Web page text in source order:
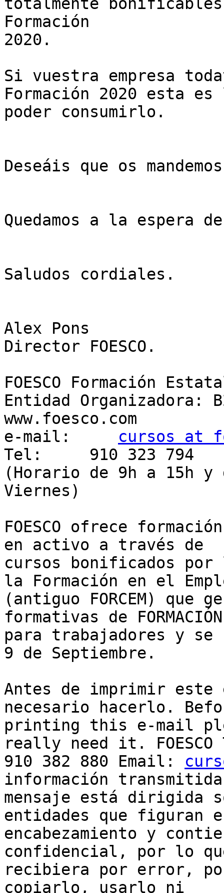
totalmente
Formación
2020.
Si vuestra empresa
Formación 2020 esta
poder consumirlo.
Deseáis que os
Quedamos a la espera
Saludos cordiales.
Alex Pons
Director FOESCO.
FOESCO Formación
Entidad Organizadora:
www.foesco.com
e-mail: cursos at
Tel:     910 323 794
(Horario de 9h a 15h y
Viernes)
FOESCO ofrece
en activo a través de
cursos bonificados
la Formación en el
(antiguo FORCEM) que
formativas de FORMACIÓN
para trabajadores y
9 de Septiembre.
Antes de imprimir
necesario hacerlo.
printing this e-mail
really need it. FOESCO
910 382 880 Email:
información
mensaje está dirigida
entidades que figuran
encabezamiento y
confidencial, por lo
recibiera por error,
copiarlo, usarlo ni